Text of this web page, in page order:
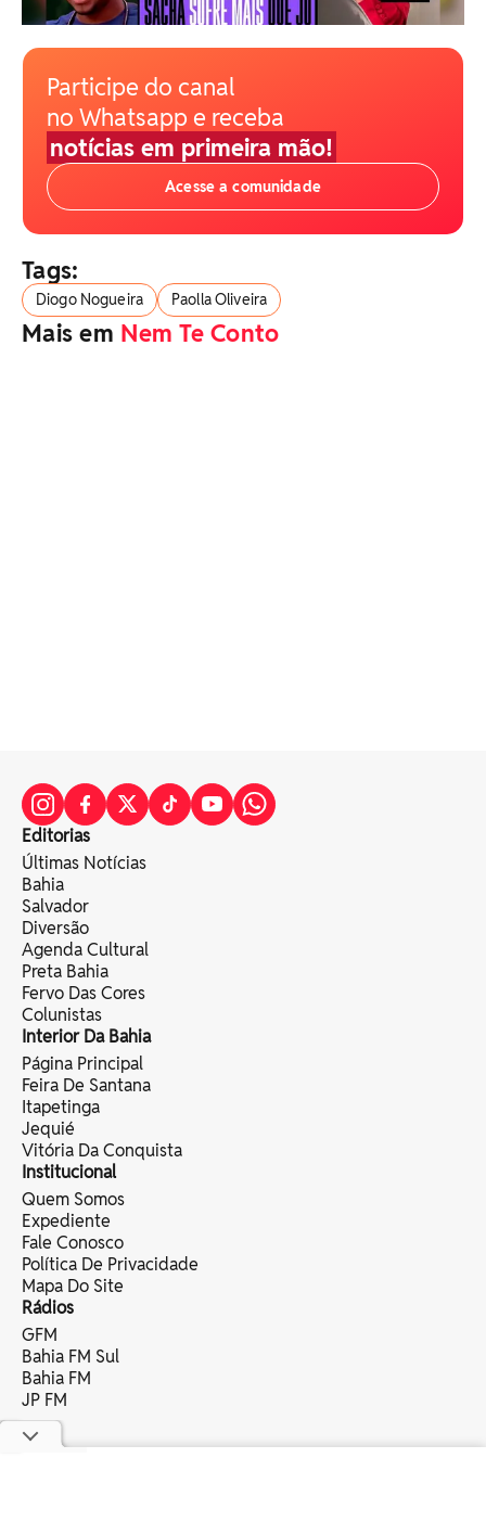
Participe do canal
no Whatsapp e receba
notícias em primeira mão!
Acesse a comunidade
Tags:
Diogo Nogueira Paolla Oliveira
Mais em Nem Te Conto
Editorias
Últimas Notícias
Bahia
Salvador
Diversão
Agenda Cultural
Preta Bahia
Fervo Das Cores
Colunistas
Interior Da Bahia
Página Principal
Feira De Santana
Itapetinga
Jequié
Vitória Da Conquista
Institucional
Quem Somos
Expediente
Fale Conosco
Política De Privacidade
Mapa Do Site
Rádios
GFM
Bahia FM Sul
Bahia FM
JP FM